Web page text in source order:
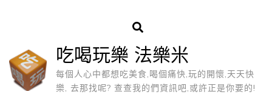
吃喝玩樂 法樂米
每個人心中都想吃美食,喝個痛快,玩的開懷,天天快
樂, 去那找呢? 查查我的們資訊吧,或許正是你要的!